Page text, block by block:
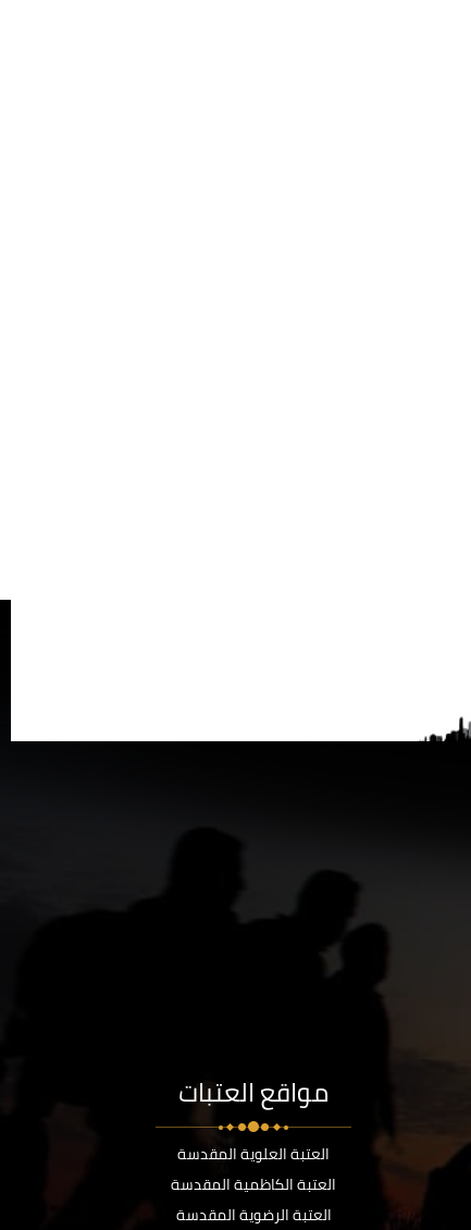
مواقع العتبات
العتبة العلوية المقدسة
العتبة الكاظمية المقدسة
العتبة الرضوية المقدسة